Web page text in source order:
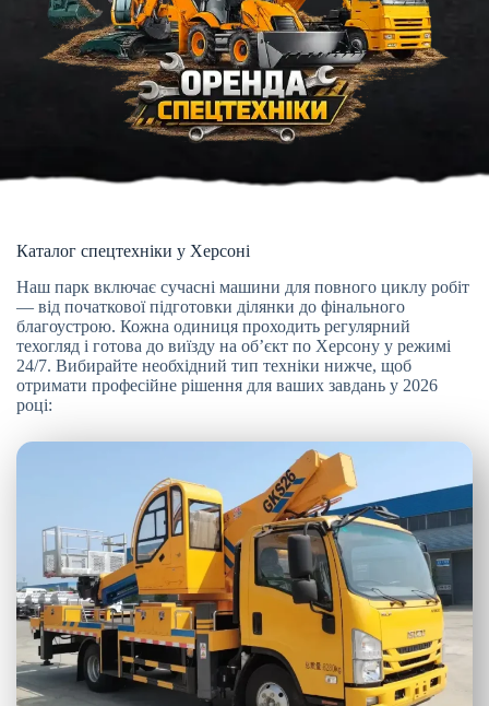
Каталог спецтехніки у Херсоні
Наш парк включає сучасні машини для повного циклу робіт
— від початкової підготовки ділянки до фінального
благоустрою. Кожна одиниця проходить регулярний
техогляд і готова до виїзду на об’єкт по Херсону у режимі
24/7. Вибирайте необхідний тип техніки нижче, щоб
отримати професійне рішення для ваших завдань у 2026
році: